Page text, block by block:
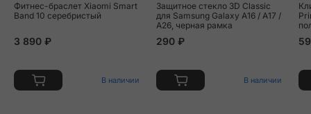
Фитнес-браслет Xiaomi Smart
Band 10 серебристый
3 890 ₽
В наличии
Защитное стекло 3D Classic
для Samsung Galaxy A16 / A17 /
A26, черная рамка
290 ₽
В наличии